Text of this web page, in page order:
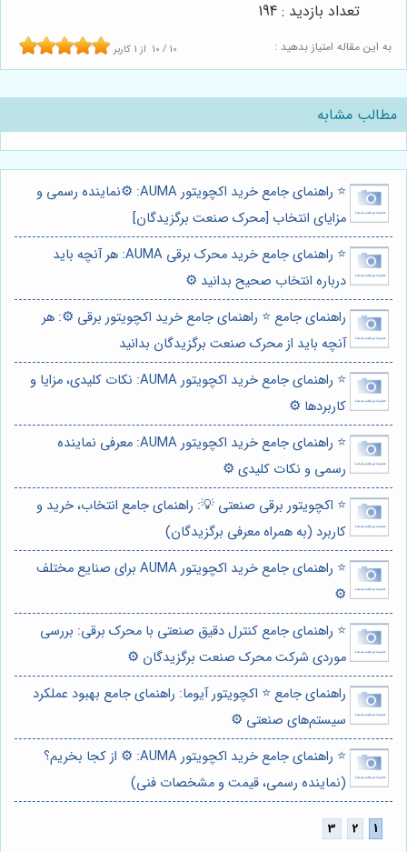
به این مقاله امتیاز بدهید : 10 / 10 از 1 کاربر
تعداد بازدید : 194
مطالب مشابه
⭐️ راهنمای جامع خرید اکچویتور AUMA: ⚙️نماینده رسمی و
مزایای انتخاب [محرک صنعت برگزیدگان]
⭐️ راهنمای جامع خرید محرک برقی AUMA: هر آنچه باید
درباره انتخاب صحیح بدانید ⚙️
راهنمای جامع ⭐️ راهنمای جامع خرید اکچویتور برقی ⚙️: هر
آنچه باید از محرک صنعت برگزیدگان بدانید
⭐️ راهنمای جامع خرید اکچویتور AUMA: نکات کلیدی، مزایا و
کاربردها ⚙️
⭐️ راهنمای جامع خرید اکچویتور AUMA: معرفی نماینده
رسمی و نکات کلیدی ⚙️
⭐️ اکچویتور برقی صنعتی 💡: راهنمای جامع انتخاب، خرید و
کاربرد (به همراه معرفی برگزیدگان)
⭐️ راهنمای جامع خرید اکچویتور AUMA برای صنایع مختلف
⚙️
⭐️ راهنمای جامع کنترل دقیق صنعتی با محرک برقی: بررسی
موردی شرکت محرک صنعت برگزیدگان ⚙️
راهنمای جامع ⭐️ اکچویتور آیوما: راهنمای جامع بهبود عملکرد
سیستم‌های صنعتی ⚙️
⭐️ راهنمای جامع خرید اکچویتور AUMA: ⚙️ از کجا بخریم؟
(نماینده رسمی، قیمت و مشخصات فنی)